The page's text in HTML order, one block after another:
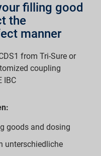
filling good
the
manner
from Tri-Sure or
coupling
IBC
goods and dosing
unterschiedliche